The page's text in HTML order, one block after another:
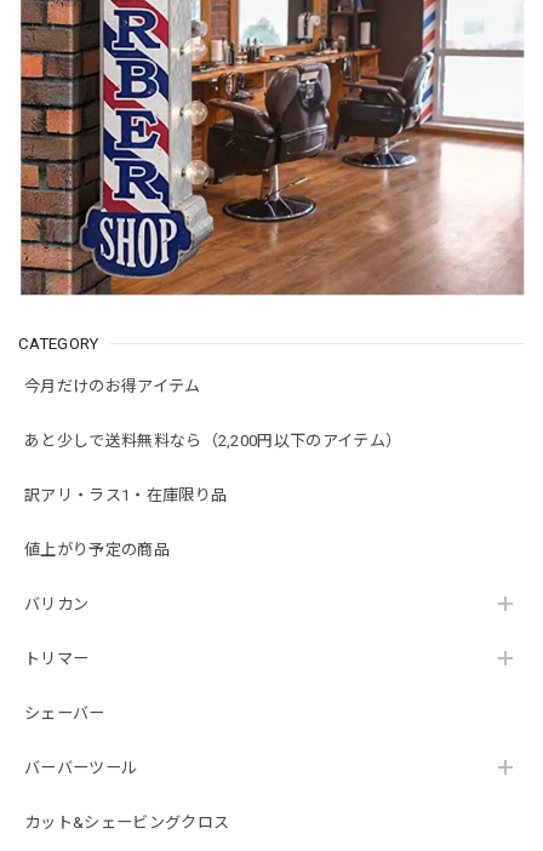
CATEGORY
今月だけのお得アイテム
あと少しで送料無料なら（2,200円以下のアイテム）
訳アリ・ラス1・在庫限り品
値上がり予定の商品
バリカン
トリマー
シェーバー
バーバーツール
カット&シェービングクロス